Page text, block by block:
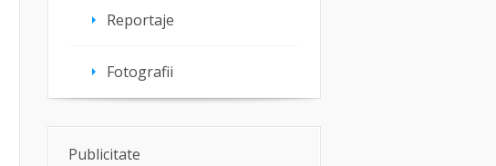
Reportaje
Fotografii
Publicitate